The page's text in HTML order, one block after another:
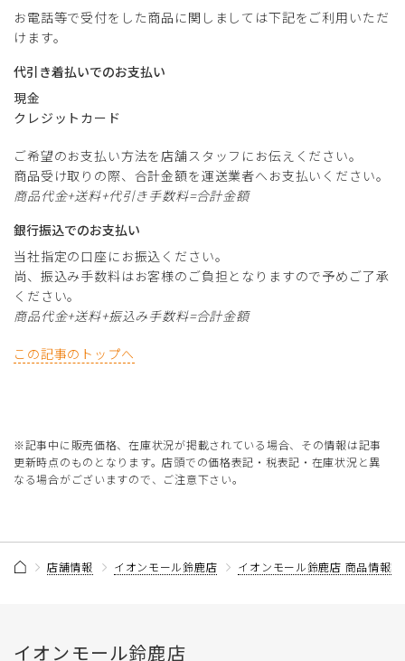
お電話等で受付をした商品に関しましては下記をご利用いただ
けます。
代引き着払いでのお支払い
現金
クレジットカード
ご希望のお支払い方法を店舗スタッフにお伝えください。
商品受け取りの際、合計金額を運送業者へお支払いください。
商品代金+送料+代引き手数料=合計金額
銀行振込でのお支払い
当社指定の口座にお振込ください。
尚、振込み手数料はお客様のご負担となりますので予めご了承
ください。
商品代金+送料+振込み手数料=合計金額
この記事のトップへ
※記事中に販売価格、在庫状況が掲載されている場合、その情報は記事
更新時点のものとなります。店頭での価格表記・税表記・在庫状況と異
なる場合がございますので、ご注意下さい。
店舗情報 イオンモール鈴鹿店 イオンモール鈴鹿店 商品情報
イオンモール鈴鹿店